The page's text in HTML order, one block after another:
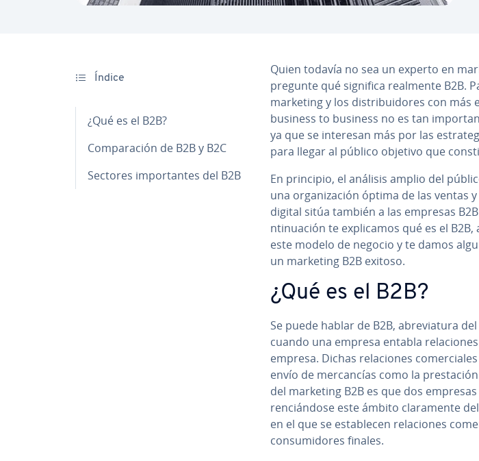
Índice
¿Qué es el B2B?
Co­m­pa­ra­ción de B2B y B2C
Sectores im­po­r­ta­n­tes del B2B
Quien todavía no sea un experto en
pregunte qué significa realmente B2B.
marketing y los di­s­tri­bui­do­res con más
business to business no es tan
ya que se interesan más por las
para llegar al público objetivo que
En principio, el análisis amplio del
una or­ga­ni­za­ción óptima de las ventas
digital sitúa también a las empresas
n­ti­nua­ción te ex­pli­ca­mos qué es el
este modelo de negocio y te damos
un marketing B2B exitoso.
¿Qué es el B2B?
Se puede hablar de B2B, abre­via­tu­ra
cuando una empresa entabla
empresa. Dichas re­la­cio­nes
envío de me­r­ca­n­cías como la
del marketing B2B es que dos
re­n­ciá­n­do­se este ámbito cla­ra­me­n­te del
en el que se es­ta­ble­cen re­la­cio­nes
co­n­su­mi­do­res finales.